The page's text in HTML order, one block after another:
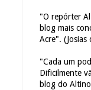
"O repórter
blog mais
Acre". (Josias
"Cada um
Dificilmente
blog do